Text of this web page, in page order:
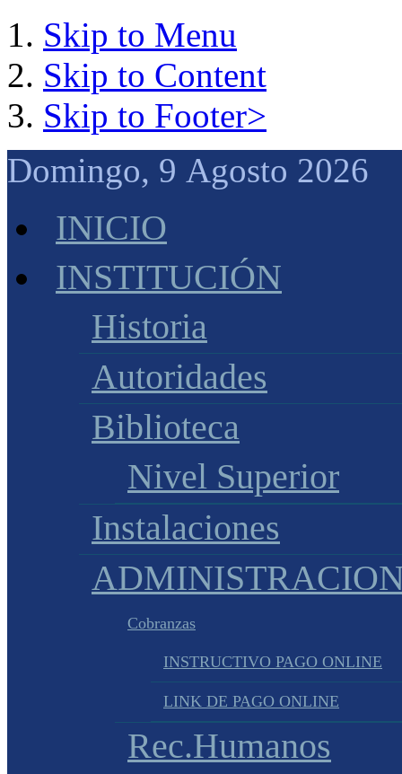
Skip to Menu
Skip to Content
Skip to Footer>
Domingo, 9 Agosto 2026
INICIO
INSTITUCIÓN
Historia
Autoridades
Biblioteca
Nivel Superior
Instalaciones
Cobranzas
INSTRUCTIVO PAGO ONLINE
LINK DE PAGO ONLINE
Rec.Humanos